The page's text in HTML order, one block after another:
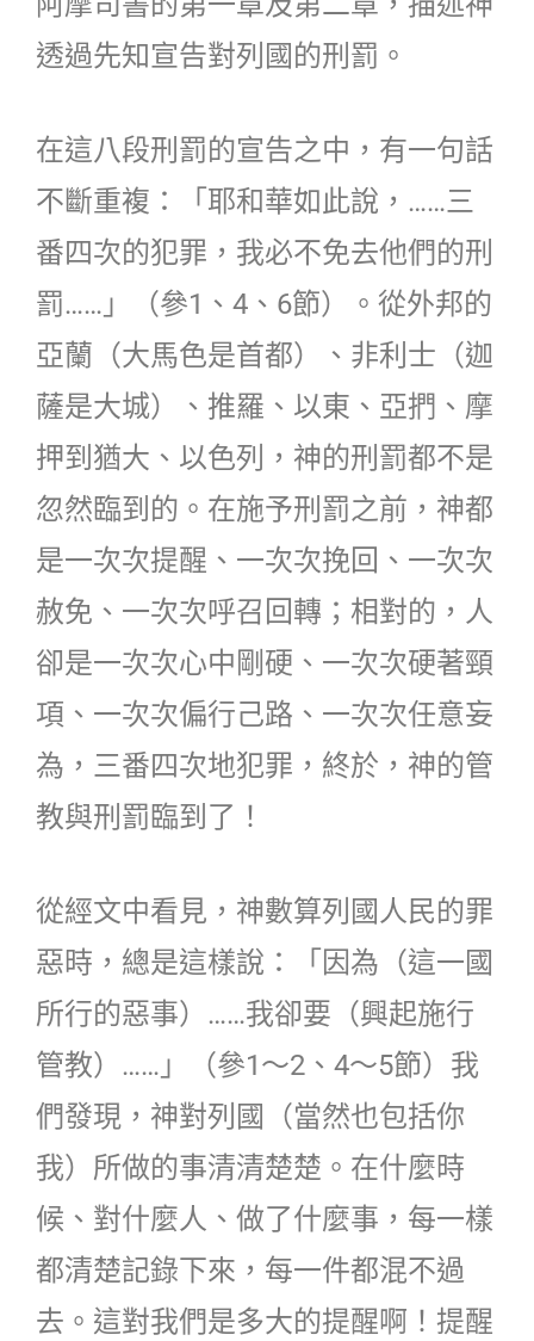
透過先知宣告對列國的刑罰。
在這八段刑罰的宣告之中，有一句話
不斷重複：「耶和華如此說，……三
番四次的犯罪，我必不免去他們的刑
罰……」（參1、4、6節）。從外邦的
亞蘭（大馬色是首都）、非利士（迦
薩是大城）、推羅、以東、亞捫、摩
押到猶大、以色列，神的刑罰都不是
忽然臨到的。在施予刑罰之前，神都
是一次次提醒、一次次挽回、一次次
赦免、一次次呼召回轉；相對的，人
卻是一次次心中剛硬、一次次硬著頸
項、一次次偏行己路、一次次任意妄
為，三番四次地犯罪，終於，神的管
教與刑罰臨到了！
從經文中看見，神數算列國人民的罪
惡時，總是這樣說：「因為（這一國
所行的惡事）……我卻要（興起施行
管教）……」（參1～2、4～5節）我
們發現，神對列國（當然也包括你
我）所做的事清清楚楚。在什麼時
候、對什麼人、做了什麼事，每一樣
都清楚記錄下來，每一件都混不過
去。這對我們是多大的提醒啊！提醒